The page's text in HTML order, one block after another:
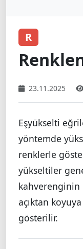
R
23.11.2025
Eşyükselti
yöntemde
renklerle
yükseltiler
kahverenginin
açıktan
gösterilir.